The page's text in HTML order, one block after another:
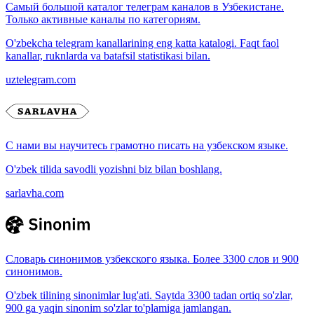
Самый большой каталог телеграм каналов в Узбекистане.
Только активные каналы по категориям.
O'zbekcha telegram kanallarining eng katta katalogi. Faqt faol
kanallar, ruknlarda va batafsil statistikasi bilan.
uztelegram.com
С нами вы научитесь грамотно писать на узбекском языке.
O'zbek tilida savodli yozishni biz bilan boshlang.
sarlavha.com
Словарь синонимов узбекского языка. Более 3300 слов и 900
синонимов.
O'zbek tilining sinonimlar lug'ati. Saytda 3300 tadan ortiq so'zlar,
900 ga yaqin sinonim so'zlar to'plamiga jamlangan.